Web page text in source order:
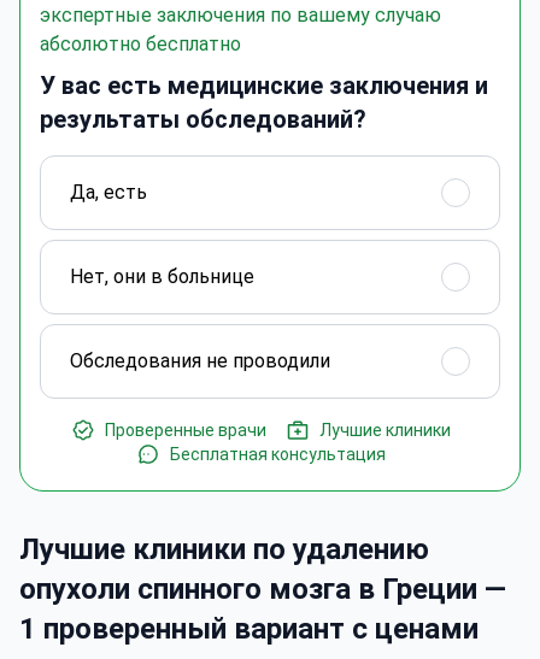
экспертные заключения по вашему случаю
абсолютно бесплатно
У вас есть медицинские заключения и
результаты обследований?
Да, есть
Нет, они в больнице
Обследования не проводили
Проверенные врачи
Лучшие клиники
Бесплатная консультация
Лучшие клиники по удалению
опухоли спинного мозга в Греции —
1 проверенный вариант с ценами